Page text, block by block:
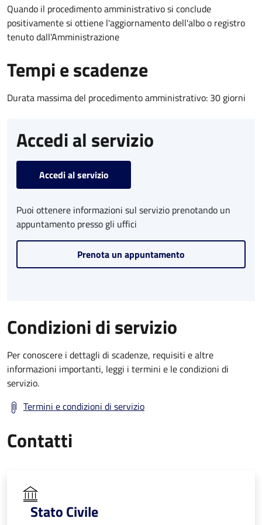
Quando il procedimento amministrativo si conclude
positivamente si ottiene l'aggiornamento dell'albo o registro
tenuto dall'Amministrazione
Tempi e scadenze
Durata massima del procedimento amministrativo: 30 giorni
Accedi al servizio
Accedi al servizio
Puoi ottenere informazioni sul servizio prenotando un
appuntamento presso gli uffici
Prenota un appuntamento
Condizioni di servizio
Per conoscere i dettagli di scadenze, requisiti e altre
informazioni importanti, leggi i termini e le condizioni di
servizio.
Termini e condizioni di servizio
Contatti
Stato Civile